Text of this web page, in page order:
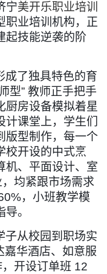
宁美开乐职业培训
职业培训机构，正
起技能逆袭的阶
成了独具特色的育
型” 教师正手把手
厨房设备模拟着星
课堂上，学生们
版型制作，每一个
校开设的中式烹
机、平面设计、室
均紧跟市场需求
，小班教学模
。
子从校园到职场实
嘉华酒店、如意服
开设订单班 12